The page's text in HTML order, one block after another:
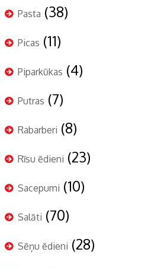
Pasta (38)
Picas (11)
Piparkūkas (4)
Putras (7)
Rabarberi (8)
Rīsu ēdieni (23)
Sacepumi (10)
Salāti (70)
Sēņu ēdieni (28)